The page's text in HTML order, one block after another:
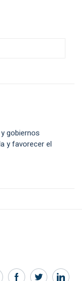
gobiernos
y favorecer el